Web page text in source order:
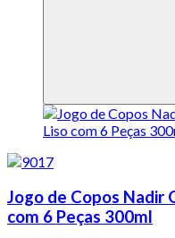
Jogo de Copos Nadir
com 6 Peças 300ml